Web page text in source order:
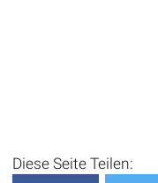
Diese Seite Teilen: